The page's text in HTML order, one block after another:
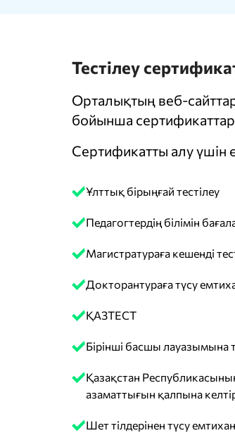
Тестілеу
Орталықтың веб-
бойынша
Сертификатты алу үшін
Ұлттық бірыңғай тестілеу
Педагогтердің білімін
Магистратураға кешенді
Докторантураға түсу
ҚАЗТЕСТ
Бірінші басшы лауазымына
Қазақстан
азаматтығын қалпына
Шет тілдерінен түсу